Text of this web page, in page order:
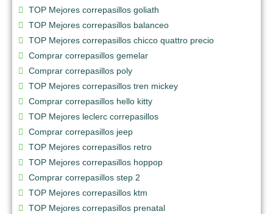
TOP Mejores correpasillos goliath
TOP Mejores correpasillos balanceo
TOP Mejores correpasillos chicco quattro precio
Comprar correpasillos gemelar
Comprar correpasillos poly
TOP Mejores correpasillos tren mickey
Comprar correpasillos hello kitty
TOP Mejores leclerc correpasillos
Comprar correpasillos jeep
TOP Mejores correpasillos retro
TOP Mejores correpasillos hoppop
Comprar correpasillos step 2
TOP Mejores correpasillos ktm
TOP Mejores correpasillos prenatal